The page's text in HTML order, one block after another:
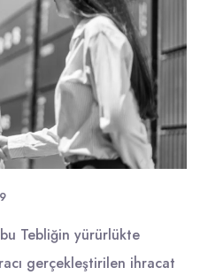
Tebliğin yürürlükte
gerçekleştirilen ihracat